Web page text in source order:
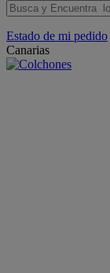
Estado de mi pedido
Canarias